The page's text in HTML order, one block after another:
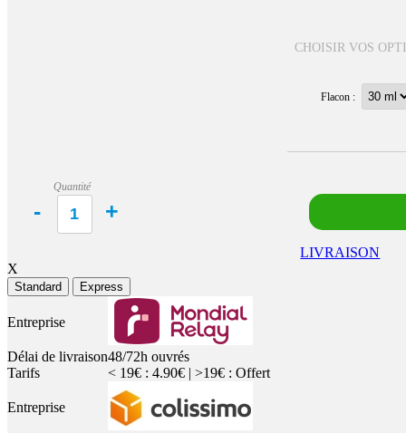
CHOISIR VOS
Flacon :
Quantité
LIVRAISON
X
Standard Express
Entreprise
Délai de livraison48/72h ouvrés
Tarifs
< 19€ : 4.90€ | >19€ : Offert
Entreprise